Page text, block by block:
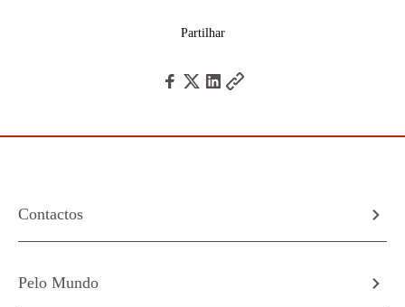
Partilhar
Contactos
Pelo Mundo